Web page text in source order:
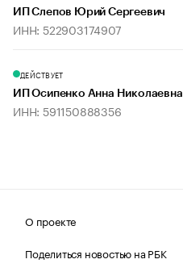
ИП Слепов Юрий Сергеевич
ИНН: 522903174907
ДЕЙСТВУЕТ
ИП Осипенко Анна Николаевна
ИНН: 591150888356
О проекте
Поделиться новостью на РБК